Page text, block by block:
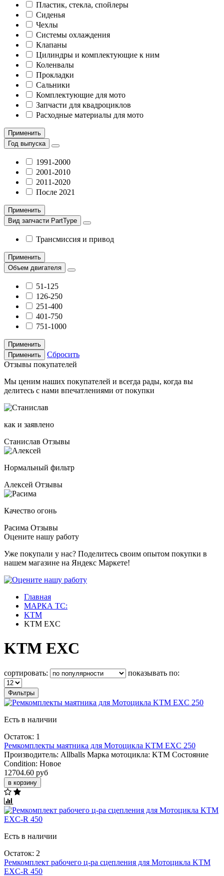
Пластик, стекла, спойлеры
Сиденья
Чехлы
Системы охлаждения
Клапаны
Цилиндры и комплектующие к ним
Коленвалы
Прокладки
Сальники
Комплектующие для мото
Запчасти для квадроциклов
Расходные материалы для мото
Применить
Год выпуска
1991-2000
2001-2010
2011-2020
После 2021
Применить
Вид запчасти PartType
Трансмиссия и привод
Применить
Объем двигателя
51-125
126-250
251-400
401-750
751-1000
Применить
Применить
Сбросить
Отзывы покупателей
Мы ценим наших покупателей и всегда рады, когда вы
делитесь с нами впечатлениями от покупки
как и заявлено
Станислав Отзывы
Нормальный фильтр
Алексей Отзывы
Качество огонь
Расима Отзывы
Оцените нашу работу
Уже покупали у нас? Поделитесь своим опытом покупки в
нашем магазине на Яндекс Маркете!
Главная
МАРКА ТС:
KTM
KTM EXC
KTM EXC
сортировать: показывать по:
Фильтры
Есть в наличии
Остаток: 1
Ремкомплекты маятника для Мотоцикла KTM EXC 250
Производитель: Allballs Марка мотоцикла: KTM Состояние
Condition: Новое
12704.60 руб
в корзину
Есть в наличии
Остаток: 2
Ремкомплект рабочего ц-ра сцепления для Мотоцикла KTM
EXC-R 450